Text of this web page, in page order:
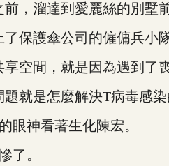
，溜達到愛麗絲的別墅
護傘公司的僱傭兵小
間，就是因為遇到了
是怎麼解決T病毒感染
神看著生化陳宏。
。